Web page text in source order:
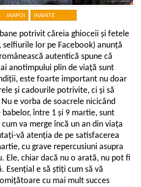
INAPOI INAINTE
potrivit căreia ghioceii și fetele
selfiurile lor pe Facebook) anunță
autentică spune că
anotimpului plin de viață sunt
este foarte important nu doar
și cadourile potrivite, ci și să
e vorba de soacrele nicicând
între 1 și 9 martie, sunt
va merge încă un an din viața
vă atenția de pe satisfacerea
cu grave repercusiuni asupra
Ele, chiar dacă nu o arată, nu pot fi
Esențial e să știți cum să vă
cu mai mult succes